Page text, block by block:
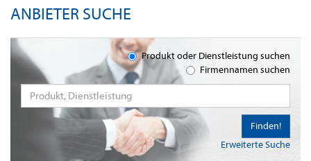
ANBIETER SUCHE
Produkt oder Dienstleistung suchen
Firmennamen suchen
Erweiterte Suche
Finden!